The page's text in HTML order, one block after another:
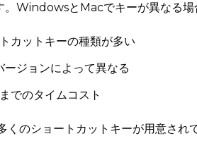
。WindowsとMacでキーが異なる場
カットキーの種類が多い
ージョンによって異なる
でのタイムコスト
くのショートカットキーが用意され